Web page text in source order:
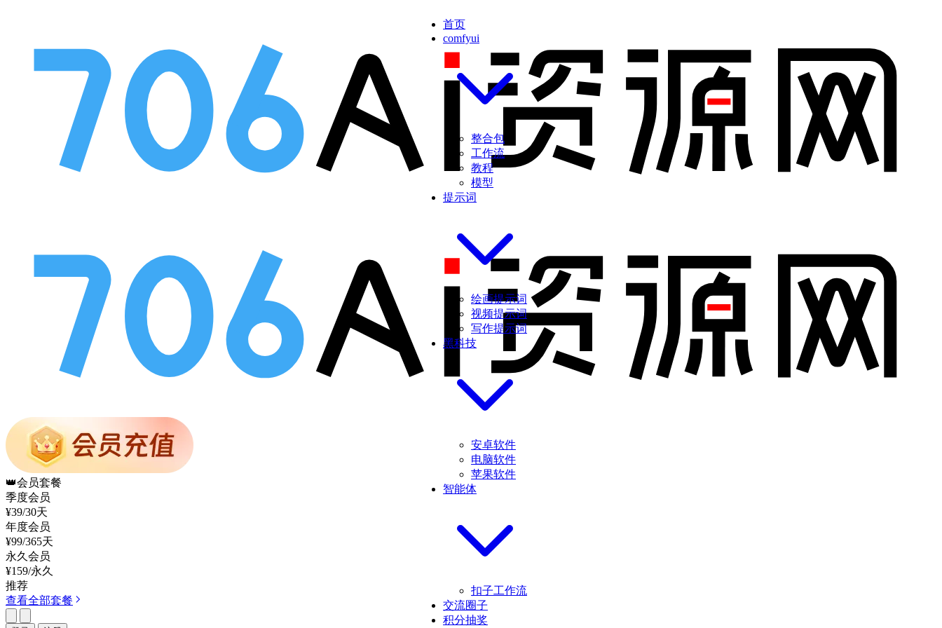
首页
comfyui
整合包
工作流
教程
模型
提示词
绘画提示词
视频提示词
写作提示词
黑科技
安卓软件
电脑软件
苹果软件
智能体
扣子工作流
交流圈子
积分抽奖
👑会员套餐
季度会员
¥39/30天
年度会员
¥99/365天
永久会员
¥159/永久
推荐
查看全部套餐